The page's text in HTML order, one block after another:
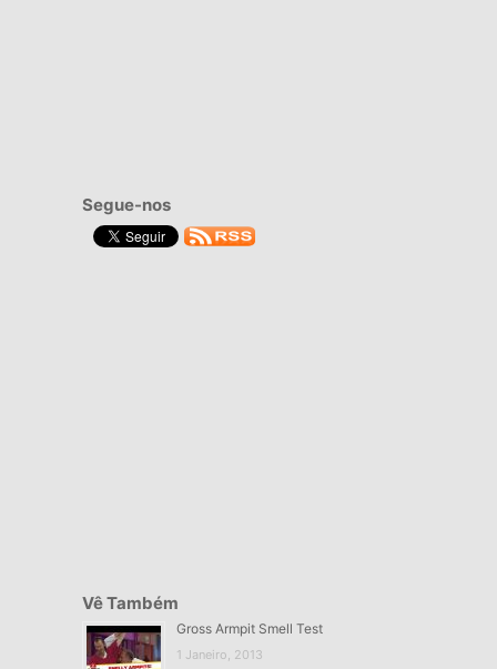
Segue-nos
Vê Também
Gross Armpit Smell Test
1 Janeiro, 2013